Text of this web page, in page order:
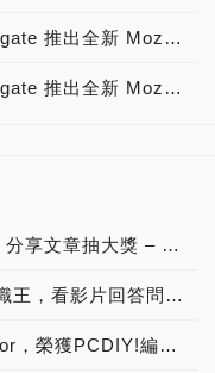
「Seagate粉絲同樂會 – 歡慶 Seagate 推出全新 Mozaic 3+ 硬碟平台 帶來超越 30TB 進入 50TB 超大容量硬碟，分享文章抽大獎！」【得獎公告】
「Seagate粉絲同樂會 – 歡慶 Seagate 推出全新 Mozaic 3+ 硬碟平台 帶來超越 30TB 進入 50TB 超大容量硬碟，分享文章抽大獎！」活動說明【已結束】
Surface Pro 4時尚筆電大顯身手，分享文章抽大獎 – OSSLab商店慶開站系列活動【已結束】
PCDIY! x Western Digital電腦知識王，看影片回答問題抽大獎！【已結束】
「Western Digital My Cloud Mirror，榮獲PCDIY!編輯推薦肯定！」特別舉辦分享喜訊抽大獎！【已結束】